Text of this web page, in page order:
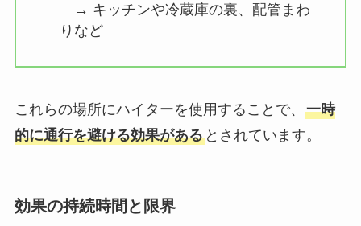
→ キッチンや冷蔵庫の裏、配管まわ
りなど
これらの場所にハイターを使用することで、 一時
的に通行を避ける効果があるとされています。
効果の持続時間と限界